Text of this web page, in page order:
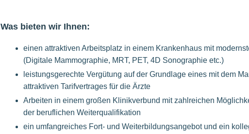
Was bieten wir Ihnen:
einen attraktiven Arbeitsplatz in einem Krankenhaus mit
(Digitale Mammographie, MRT, PET, 4D Sonographie etc.)
leistungsgerechte Vergütung auf der Grundlage eines mit dem
attraktiven Tarifvertrages für die Ärzte
Arbeiten in einem großen Klinikverbund mit zahlreichen
der beruflichen Weiterqualifikation
ein umfangreiches Fort- und Weiterbildungsangebot und ein